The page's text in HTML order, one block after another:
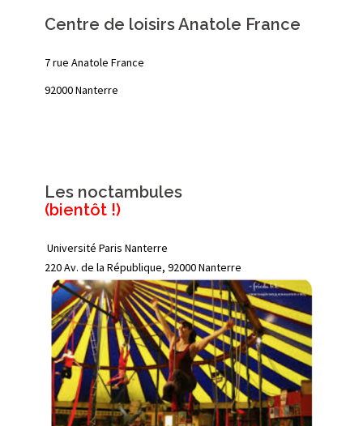
Centre de loisirs Anatole France
7 rue Anatole France
92000 Nanterre
Les noctambules
(bientôt !)
Université Paris Nanterre
220 Av. de la République, 92000 Nanterre